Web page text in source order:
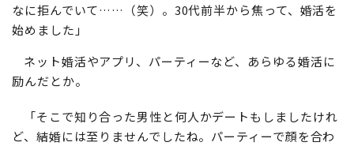
なに拒んでいて……（笑）。30代前半から焦って、婚活を
始めました」
ネット婚活やアプリ、パーティーなど、あらゆる婚活に
励んだとか。
「そこで知り合った男性と何人かデートもしましたけれ
ど、結婚には至りませんでしたね。パーティーで顔を合わ